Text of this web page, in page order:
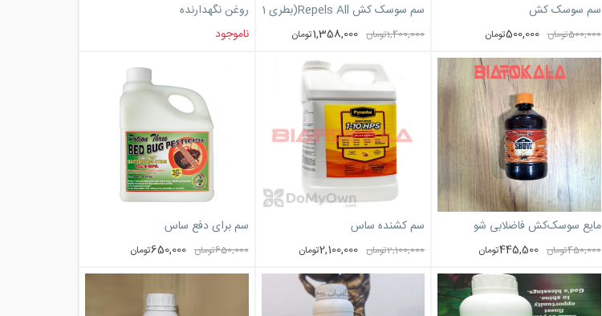
سم سوسک کش
500,000تومان 500,000تومان
سم سوسک کش Repels All(بطری 1
لیتری)
1,400,000تومان 1,358,000تومان
روغن نگهدارنده
ناموجود
مایع سوسک‌کش فاضلابی شو
SHOW
450,000تومان 445,500تومان
سم کشنده ساس
2,100,000تومان 2,100,000تومان
سم برای دفع ساس
650,000تومان 650,000تومان